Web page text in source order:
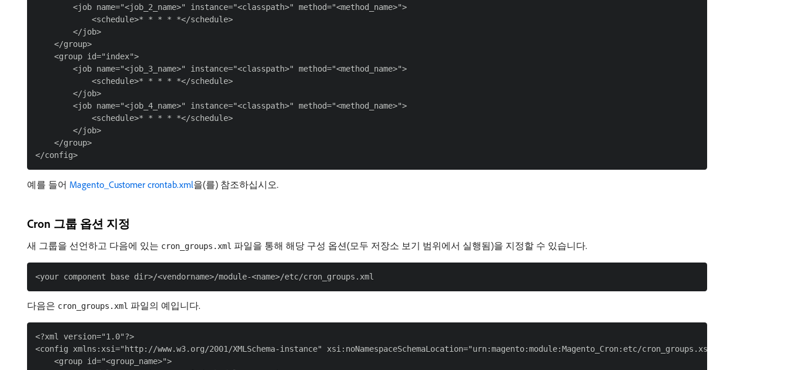
        <job name="<job_2_name>" instance="<classpath>" method="<method_name>">
            <schedule>* * * * *</schedule>
        </job>
    </group>
    <group id="index">
        <job name="<job_3_name>" instance="<classpath>" method="<method_name>">
            <schedule>* * * * *</schedule>
        </job>
        <job name="<job_4_name>" instance="<classpath>" method="<method_name>">
            <schedule>* * * * *</schedule>
        </job>
    </group>
예를 들어 Magento_Customer crontab.xml을(를) 참조하십시오.
Cron 그룹 옵션 지정
새 그룹을 선언하고 다음에 있는 cron_groups.xml 파일을 통해 해당 구성 옵션(모두 저장소 보기 범위에서 실행됨)을 지정할 수 있습니다.
다음은 cron_groups.xml 파일의 예입니다.
<?xml version="1.0"?>
<config xmlns:xsi="http://www.w3.org/2001/XMLSchema-instance" xsi:noNamespaceSchemaLocation="urn:magento:module:Magento_Cron:etc/cron_groups.xsd">
    <group id="<group_name>">